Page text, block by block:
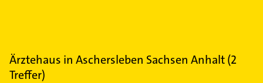
Ärztehaus in Aschersleben Sachsen Anhalt(2
Treffer)